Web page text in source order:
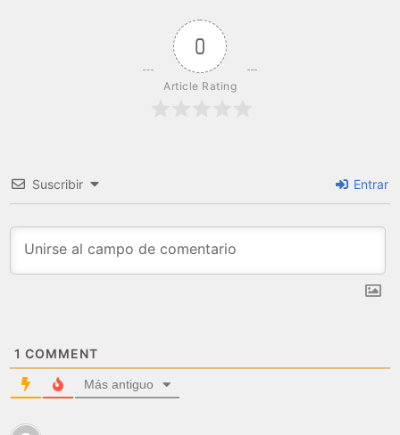
0
Article Rating
Suscribir Entrar
1 COMMENT
Más antiguo